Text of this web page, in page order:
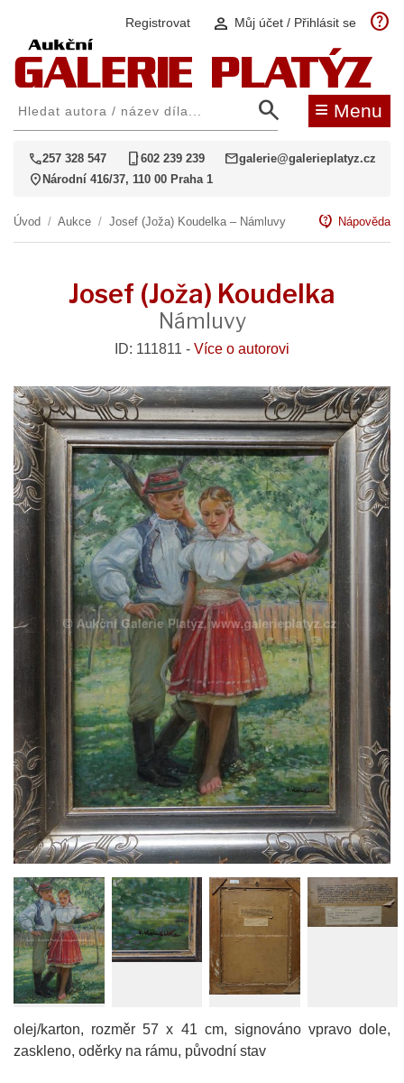
Registrovat person Můj účet / Přihlásit se help
search ≡ Menu
call257 328 547 phone_iphone602 239 239 mailgalerie@galerieplatyz.cz
location_on Národní 416/37, 110 00 Praha 1
Úvod / Aukce / Josef (Joža) Koudelka – Námluvy contact_support Nápověda
Josef (Joža) Koudelka
Námluvy
ID: 111811 - Více o autorovi
olej/karton, rozměr 57 x 41 cm, signováno vpravo dole,
zaskleno, oděrky na rámu, původní stav